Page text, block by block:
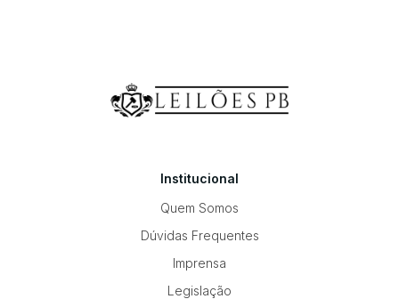
Institucional
Quem Somos
Dúvidas Frequentes
Imprensa
Legislação